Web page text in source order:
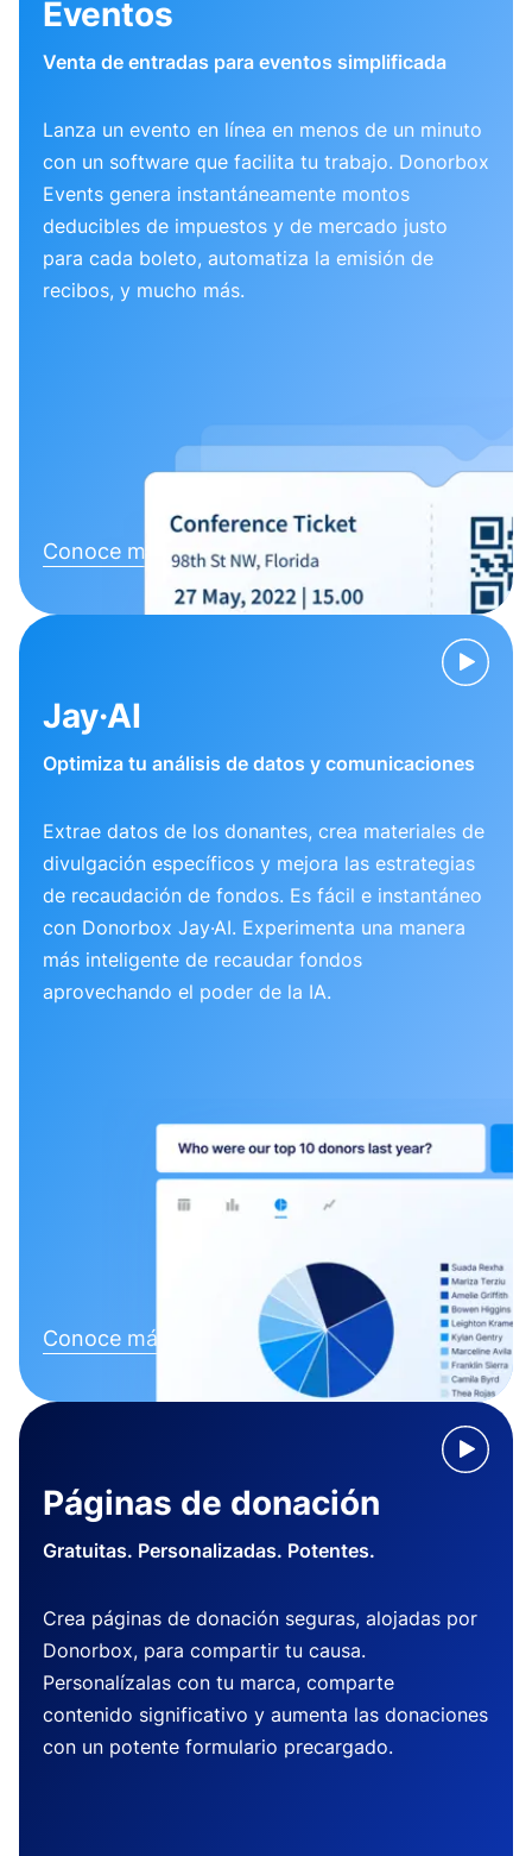
Eventos
Venta de entradas para eventos simplificada
Lanza un evento en línea en menos de un minuto
con un software que facilita tu trabajo. Donorbox
Events genera instantáneamente montos
deducibles de impuestos y de mercado justo
para cada boleto, automatiza la emisión de
recibos, y mucho más.
Conoce más
Jay·AI
Optimiza tu análisis de datos y comunicaciones
Extrae datos de los donantes, crea materiales de
divulgación específicos y mejora las estrategias
de recaudación de fondos. Es fácil e instantáneo
con Donorbox Jay·AI. Experimenta una manera
más inteligente de recaudar fondos
aprovechando el poder de la IA.
Conoce más
Páginas de donación
Gratuitas. Personalizadas. Potentes.
Crea páginas de donación seguras, alojadas por
Donorbox, para compartir tu causa.
Personalízalas con tu marca, comparte
contenido significativo y aumenta las donaciones
con un potente formulario precargado.